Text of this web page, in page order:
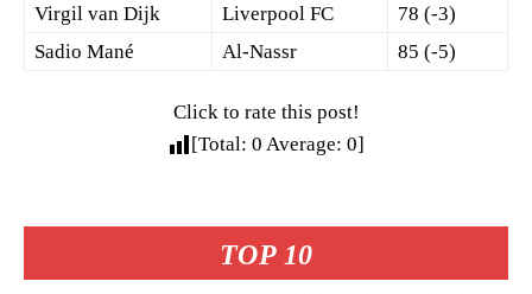
TOP 10
Virgil van Dijk Liverpool FC
78 (-3)
Sadio Mané
Al-Nassr 85 (-5)
Click to rate this post!
[Total: 0 Average: 0]